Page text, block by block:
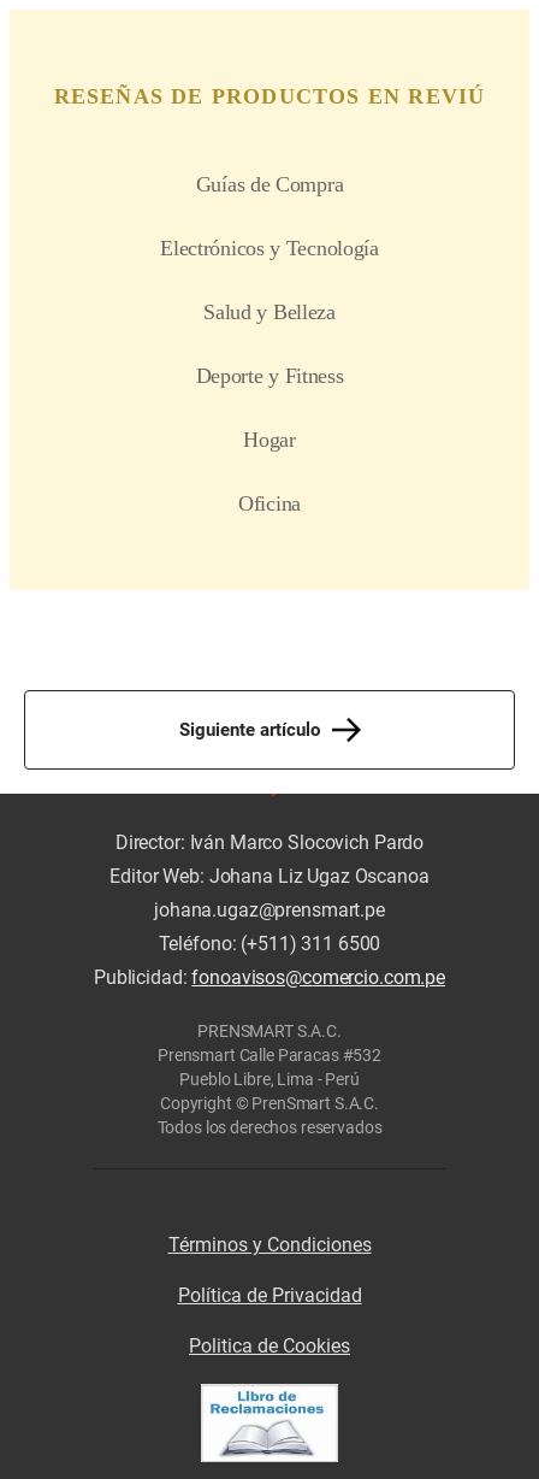
Siguiente artículo
Director: Iván Marco Slocovich Pardo
Editor Web: Johana Liz Ugaz Oscanoa
johana.ugaz@prensmart.pe
Teléfono: (+511) 311 6500
Publicidad:fonoavisos@comercio.com.pe
PRENSMART S.A.C.
Prensmart Calle Paracas #532
Pueblo Libre, Lima - Perú
Copyright © PrenSmart S.A.C.
Todos los derechos reservados
Términos y Condiciones
Política de Privacidad
Politica de Cookies